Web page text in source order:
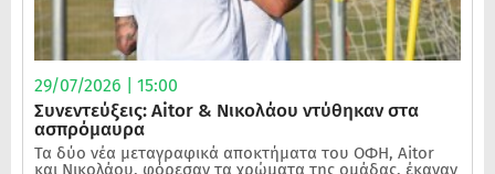
29/07/2026 | 15:00
Συνεντεύξεις: Aitor & Νικολάου ντύθηκαν στα
ασπρόμαυρα
Τα δύο νέα μεταγραφικά αποκτήματα του ΟΦΗ, Aitor
και Νικολάου, φόρεσαν τα χρώματα της ομάδας, έκαναν